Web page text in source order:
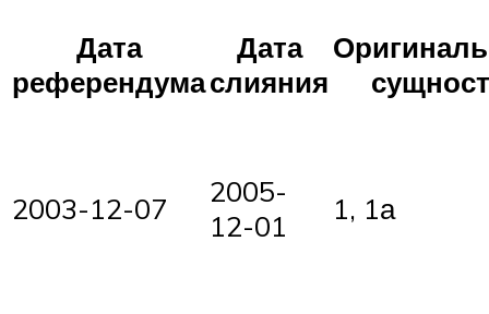
Дата
референдума
Дата
слияния
2003-12-07
2005-
12-01
1, 1а